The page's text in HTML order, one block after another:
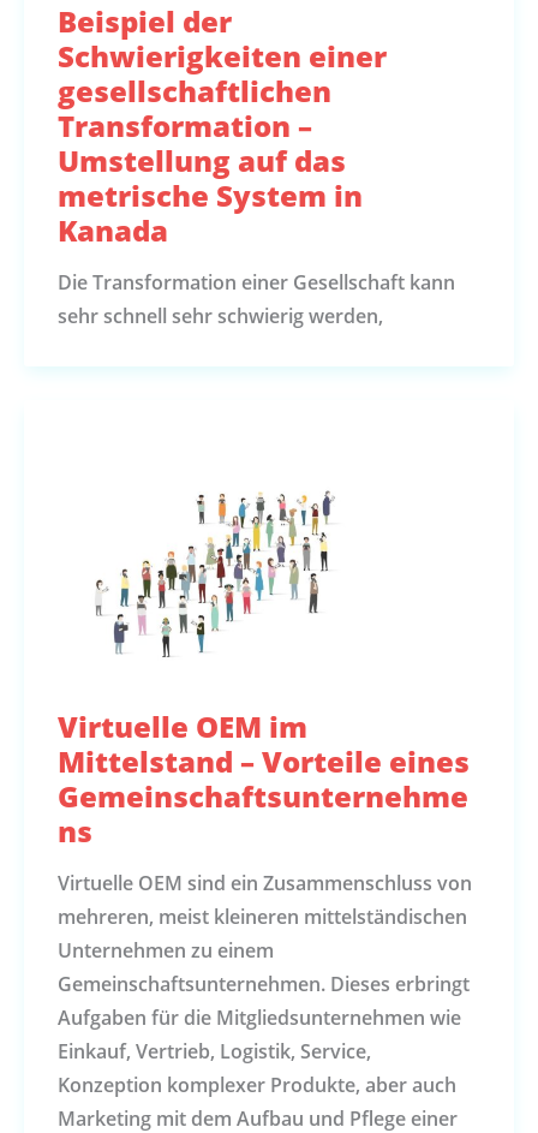
Beispiel der
Schwierigkeiten einer
gesellschaftlichen
Transformation –
Umstellung auf das
metrische System in
Kanada
Die Transformation einer Gesellschaft kann
sehr schnell sehr schwierig werden,
Virtuelle OEM im
Mittelstand – Vorteile eines
Gemeinschaftsunternehme
ns
Virtuelle OEM sind ein Zusammenschluss von
mehreren, meist kleineren mittelständischen
Unternehmen zu einem
Gemeinschaftsunternehmen. Dieses erbringt
Aufgaben für die Mitgliedsunternehmen wie
Einkauf, Vertrieb, Logistik, Service,
Konzeption komplexer Produkte, aber auch
Marketing mit dem Aufbau und Pflege einer